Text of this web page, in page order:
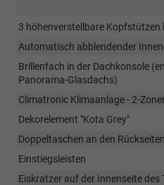
3 höhenverstellbare Kopfstützen
Automatisch abblendender
Brillenfach in der Dachkonsole
Panorama-Glasdachs)
Climatronic Klimaanlage - 2-
Dekorelement "Kota Grey"
Doppeltaschen an den
Einstiegsleisten
Eiskratzer auf der Innenseite des